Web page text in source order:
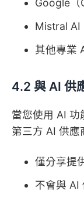
Google（
Mistral AI
其他專業
4.2 與 AI 供
當您使用 AI 功
第三方 AI 供應
僅分享提
不會與 AI